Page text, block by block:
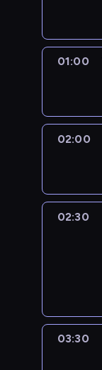
01:00
02:00
02:30
03:30